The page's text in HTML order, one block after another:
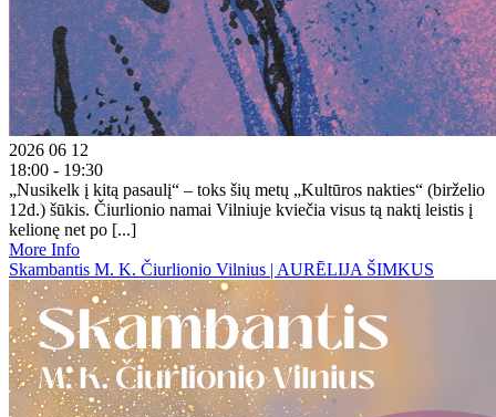
2026 06 12
18:00 - 19:30
„Nusikelk į kitą pasaulį“ – toks šių metų „Kultūros nakties“ (birželio
12d.) šūkis. Čiurlionio namai Vilniuje kviečia visus tą naktį leistis į
kelionę net po [...]
More Info
Skambantis M. K. Čiurlionio Vilnius | AURĒLIJA ŠIMKUS